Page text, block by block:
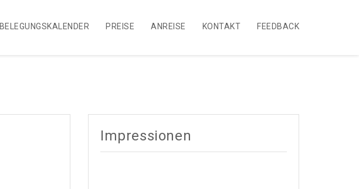
BELEGUNGSKALENDER PREISE ANREISE KONTAKT FEEDBACK
Impressionen